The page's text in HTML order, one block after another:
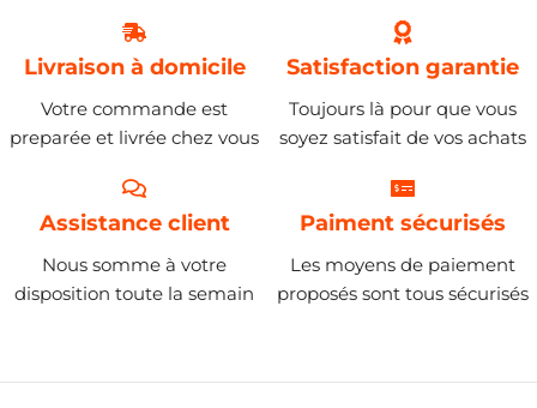
Livraison à domicile
Votre commande est
preparée et livrée chez vous
Satisfaction garantie
Toujours là pour que vous
soyez satisfait de vos achats
Assistance client
Nous somme à votre
disposition toute la semain
Paiment sécurisés
Les moyens de paiement
proposés sont tous sécurisés